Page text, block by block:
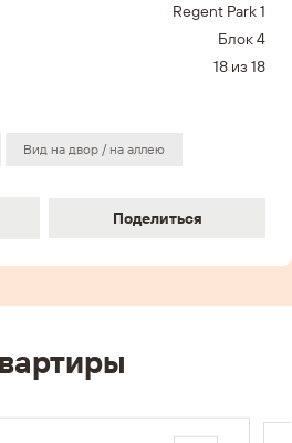
Regent Park 1
Блок 4
18 из 18
Вид на двор / на аллею
Поделиться
Поделиться